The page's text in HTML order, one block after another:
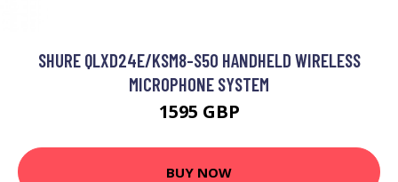
SHURE QLXD24E/KSM8-S50 HANDHELD WIRELESS
MICROPHONE SYSTEM
1595 GBP
BUY NOW